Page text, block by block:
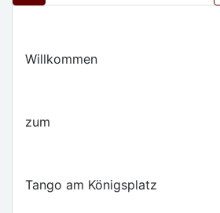
Willkommen
zum
Tango am Königsplatz